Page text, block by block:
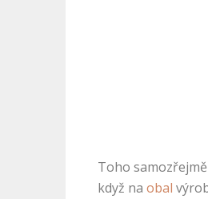
Toho
když na obal